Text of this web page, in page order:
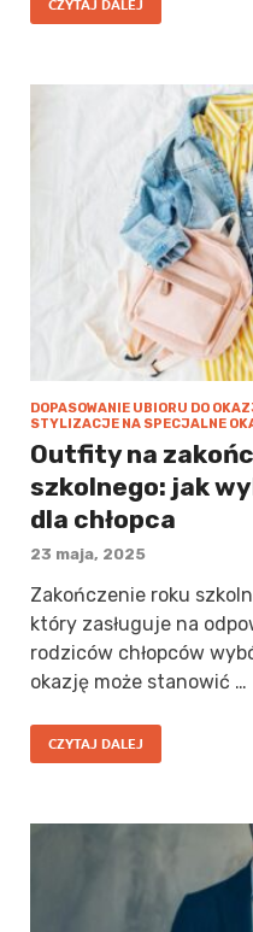
CZYTAJ DALEJ
DOPASOWANIE UBIORU DO
STYLIZACJE NA SPECJALNE
Outfity na
szkolnego: jak
dla chłopca
23 maja, 2025
Zakończenie roku
który zasługuje na
rodziców chłopców
okazję może stanowić …
CZYTAJ DALEJ